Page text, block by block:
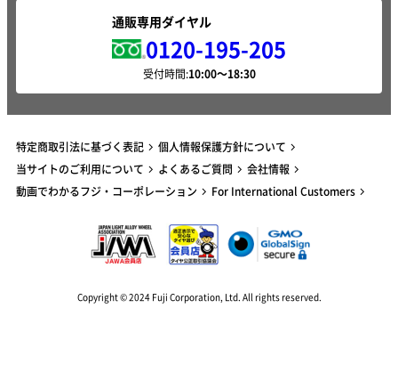
通販専用ダイヤル
0120-195-205
受付時間:
特定商取引法に基づく表記
個人情報保護方針について
当サイトのご利用について
よくあるご質問
会社情報
動画でわかるフジ・コーポレーション
For International Customers
Copyright © 2024 Fuji Corporation, Ltd. All rights reserved.